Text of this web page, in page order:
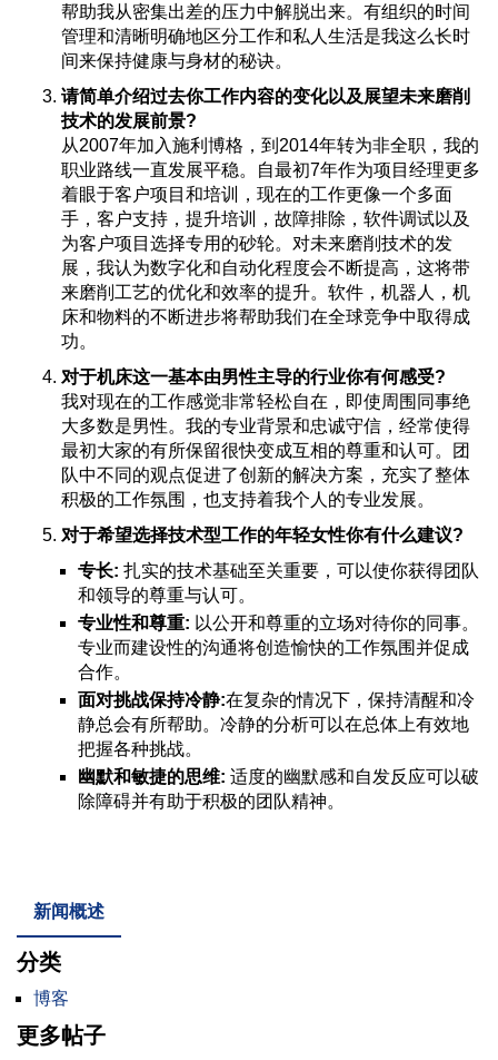
帮助我从密集出差的压力中解脱出来。有组织的时间
管理和清晰明确地区分工作和私人生活是我这么长时
间来保持健康与身材的秘诀。
请简单介绍过去你工作内容的变化以及展望未来磨削
技术的发展前景?
从2007年加入施利博格，到2014年转为非全职，我的
职业路线一直发展平稳。自最初7年作为项目经理更多
着眼于客户项目和培训，现在的工作更像一个多面
手，客户支持，提升培训，故障排除，软件调试以及
为客户项目选择专用的砂轮。对未来磨削技术的发
展，我认为数字化和自动化程度会不断提高，这将带
来磨削工艺的优化和效率的提升。软件，机器人，机
床和物料的不断进步将帮助我们在全球竞争中取得成
功。
对于机床这一基本由男性主导的行业你有何感受?
我对现在的工作感觉非常轻松自在，即使周围同事绝
大多数是男性。我的专业背景和忠诚守信，经常使得
最初大家的有所保留很快变成互相的尊重和认可。团
队中不同的观点促进了创新的解决方案，充实了整体
积极的工作氛围，也支持着我个人的专业发展。
对于希望选择技术型工作的年轻女性你有什么建议?
专长: 扎实的技术基础至关重要，可以使你获得团队
和领导的尊重与认可。
专业性和尊重: 以公开和尊重的立场对待你的同事。
专业而建设性的沟通将创造愉快的工作氛围并促成
合作。
面对挑战保持冷静:在复杂的情况下，保持清醒和冷
静总会有所帮助。冷静的分析可以在总体上有效地
把握各种挑战。
幽默和敏捷的思维: 适度的幽默感和自发反应可以破
除障碍并有助于积极的团队精神。
新闻概述
分类
博客
更多帖子